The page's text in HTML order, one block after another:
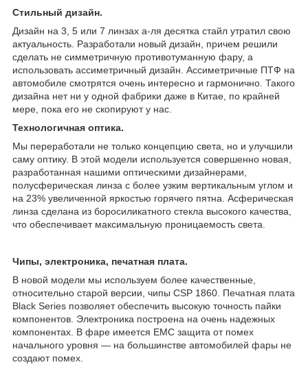
Стильный дизайн.
Дизайн на 3, 5 или 7 линзах а-ля десятка стайл утратил свою
актуальность. Разработали новый дизайн, причем решили
сделать не симметричную противотуманную фару, а
использовать ассиметричный дизайн. Ассиметричные ПТФ на
автомобиле смотрятся очень интересно и гармонично. Такого
дизайна нет ни у одной фабрики даже в Китае, по крайней
мере, пока его не скопируют у нас.
Технологичная оптика.
Мы переработали не только концепцию света, но и улучшили
саму оптику. В этой модели используется совершенно новая,
разработанная нашими оптическими дизайнерами,
полусферическая линза с более узким вертикальным углом и
на 23% увеличенной яркостью горячего пятна. Асферическая
линза сделана из боросиликатного стекла высокого качества,
что обеспечивает максимальную проницаемость света.
Чипы, электроника, печатная плата.
В новой модели мы используем более качественные,
относительно старой версии, чипы CSP 1860. Печатная плата
Black Series позволяет обеспечить высокую точность пайки
компонентов. Электроника построена на очень надежных
компонентах. В фаре имеется EMC защита от помех
начального уровня — на большинстве автомобилей фары не
создают помех.